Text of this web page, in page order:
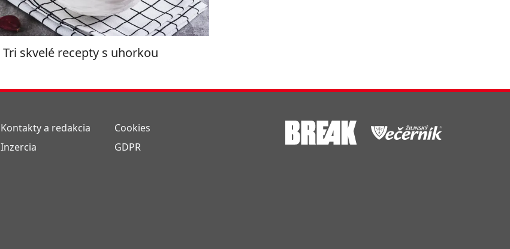
Tri skvelé recepty s uhorkou
Kontakty a redakcia
Inzercia
Cookies
GDPR